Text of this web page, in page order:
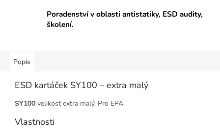
Poradenství v oblasti antistatiky, ESD audity,
školení.
Popis
ESD kartáček SY100 – extra malý
SY100 velikost extra malý. Pro EPA.
Vlastnosti